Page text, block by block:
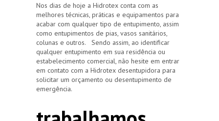
Nos dias de hoje a Hidrotex conta com as
melhores técnicas, práticas e equipamentos para
acabar com qualquer tipo de entupimento, assim
como entupimentos de pias, vasos sanitários,
colunas e outros. Sendo assim, ao identificar
qualquer entupimento em sua residência ou
estabelecimento comercial, não hesite em entrar
em contato com a Hidrotex desentupidora para
solicitar um orçamento ou desentupimento de
emergência.